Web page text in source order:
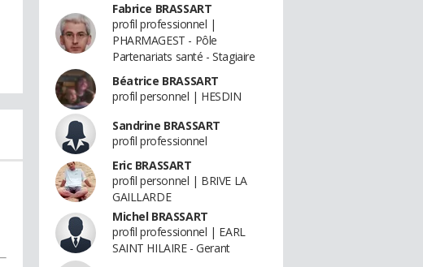
Fabrice BRASSART
profil professionnel |
PHARMAGEST - Pôle
Partenariats santé - Stagiaire
Béatrice BRASSART
profil personnel | HESDIN
Sandrine BRASSART
profil professionnel
Eric BRASSART
profil personnel | BRIVE LA
GAILLARDE
Michel BRASSART
profil professionnel | EARL
SAINT HILAIRE - Gerant